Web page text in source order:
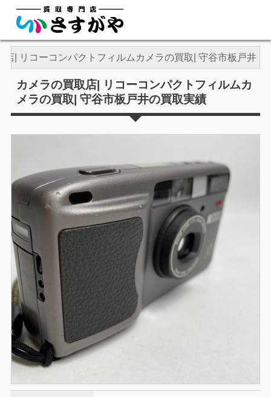
店| リコーコンパクトフィルムカメラの買取| 守谷市板戸井
カメラの買取店| リコーコンパクトフィルムカ
メラの買取| 守谷市板戸井の買取実績